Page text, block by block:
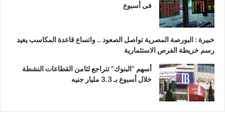
فى أسبوع
خبيرة : البورصة المصرية تواصل الصعود .. واتساع قاعدة المكاسب يعيد
رسم خريطة الفرص الاستثمارية
أسهم “البنوك” تتراجع لثامن القطاعات النشطة
خلال أسبوع بـ 3.3 مليار جنيه